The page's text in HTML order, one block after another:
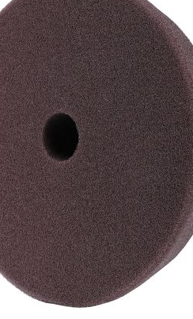
Poistotuotteet
Kausituotteet
Joulu
Joulu- ja kausivalot
Eläimet ja
tontut
Kyntteliköt
Valoketjut ja
kuusenvalot
Joulukoristeet
Kranssit ja
asetelmat
Tontut ja
muut
Joulutekstiilit
Paketointi